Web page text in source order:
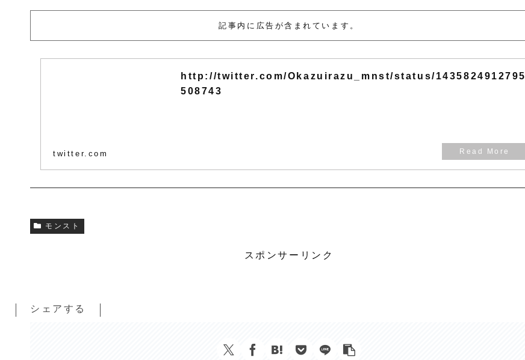
記事内に広告が含まれています。
http://twitter.com/Okazuirazu_mnst/status/1435824912795
508743
twitter.com
モンスト
スポンサーリンク
シェアする